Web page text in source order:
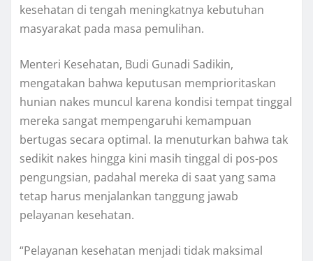
kesehatan di tengah meningkatnya kebutuhan
masyarakat pada masa pemulihan.
Menteri Kesehatan, Budi Gunadi Sadikin,
mengatakan bahwa keputusan memprioritaskan
hunian nakes muncul karena kondisi tempat tinggal
mereka sangat mempengaruhi kemampuan
bertugas secara optimal. Ia menuturkan bahwa tak
sedikit nakes hingga kini masih tinggal di pos-pos
pengungsian, padahal mereka di saat yang sama
tetap harus menjalankan tanggung jawab
pelayanan kesehatan.
“Pelayanan kesehatan menjadi tidak maksimal